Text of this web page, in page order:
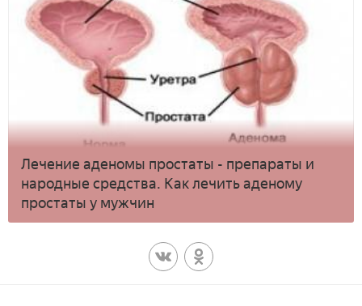
Лечение аденомы простаты - препараты и
народные средства. Как лечить аденому
простаты у мужчин